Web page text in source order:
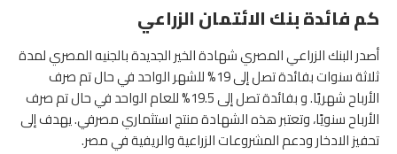
كم فائدة بنك الائتمان الزراعي
أصدر البنك الزراعي المصري شهادة الخير الجديدة بالجنيه المصري لمدة
ثلاثة سنوات بفائدة تصل إلى 19% للشهر الواحد في حال تم صرف
الأرباح شهريًا. و بفائدة تصل إلى 19.5% للعام الواحد في حال تم صرف
الأرباح سنويًا، وتعتبر هذه الشهادة منتج استثماري مصرفي. يهدف إلى
تحفيز الادخار ودعم المشروعات الزراعية والريفية في مصر.